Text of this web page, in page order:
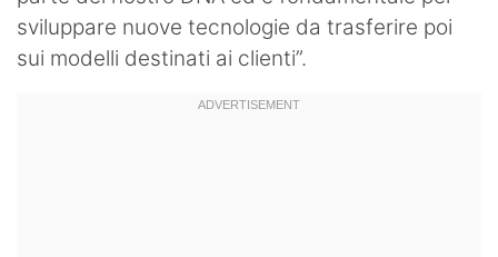
sviluppare nuove tecnologie da trasferire poi
sui modelli destinati ai clienti”.